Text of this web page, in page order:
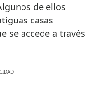
de ellos
casas
se accede a través